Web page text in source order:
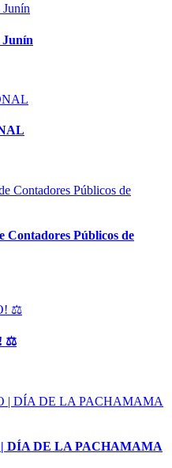
Junín
Contadores Públicos de
⚖️
DÍA DE LA PACHAMAMA